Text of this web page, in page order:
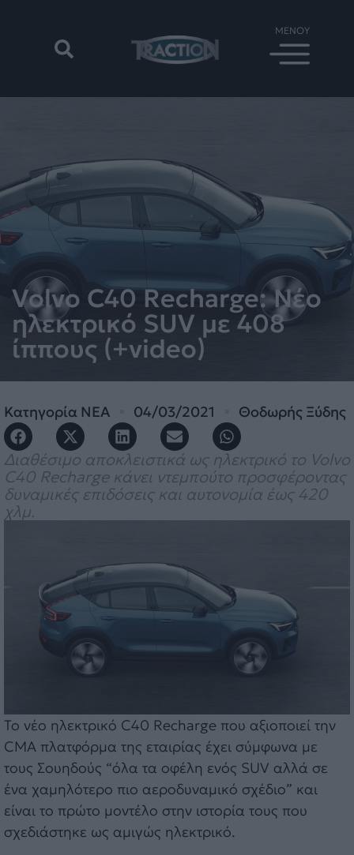
Volvo C40 Recharge: Νέο
ηλεκτρικό SUV με 408
ίππους (+video)
Κατηγορία ΝΕΑ 04/03/2021 Θοδωρής Ξύδης
Διαθέσιμο αποκλειστικά ως ηλεκτρικό το Volvo
C40 Recharge κάνει ντεμπούτο προσφέροντας
δυναμικές επιδόσεις και αυτονομία έως 420
χλμ.
Το νέο ηλεκτρικό C40 Recharge που αξιοποιεί την
CMA πλατφόρμα της εταιρίας έχει σύμφωνα με
τους Σουηδούς “όλα τα οφέλη ενός SUV αλλά σε
ένα χαμηλότερο πιο αεροδυναμικό σχέδιο” και
είναι το πρώτο μοντέλο στην ιστορία τους που
σχεδιάστηκε ως αμιγώς ηλεκτρικό.